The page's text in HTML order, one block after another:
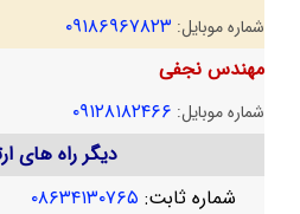
شماره موبایل: ۰۹۱۸۶۹۶۷۸۲۳
مهندس نجفی
شماره موبایل: ۰۹۱۲۸۱۸۲۴۶۶
دیگر راه های
شماره ثابت: ۰۸۶۳۴۱۳۰۷۶۵